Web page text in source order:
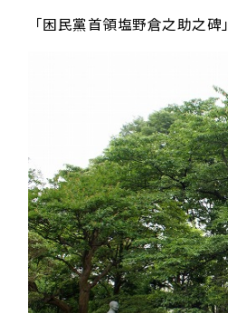
「困民黨首領塩野倉之助之碑」